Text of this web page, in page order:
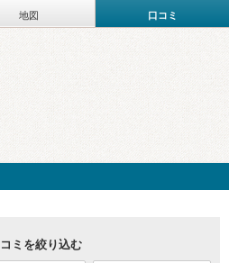
地図 口コミ
ミを絞り込む